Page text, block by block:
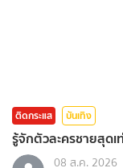
ติดกระแส บันเทิง
รู้จักตัวละครชายสุดเ
08 ส.ค. 2026